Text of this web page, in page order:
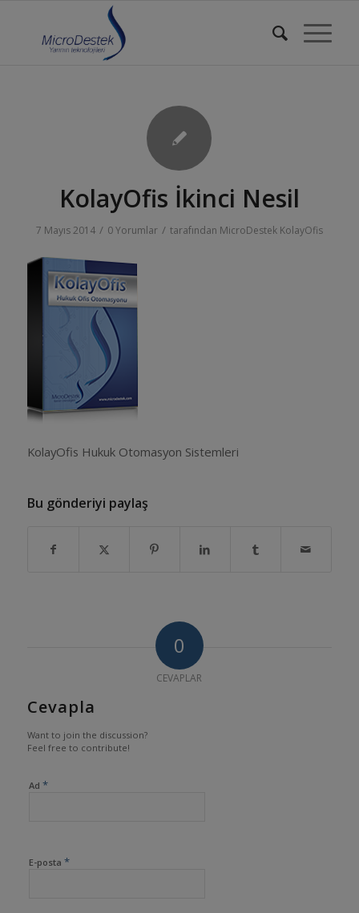
KolayOfis İkinci Nesil
7 Mayıs 2014 / 0 Yorumlar / tarafından MicroDestek KolayOfis
KolayOfis Hukuk Otomasyon Sistemleri
Bu gönderiyi paylaş
0
CEVAPLAR
Cevapla
Want to join the discussion?
Feel free to contribute!
Ad *
E-posta *